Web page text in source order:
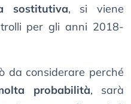
sostitutiva, si viene
per gli anni 2018-
da considerare perché
probabilità, sarà